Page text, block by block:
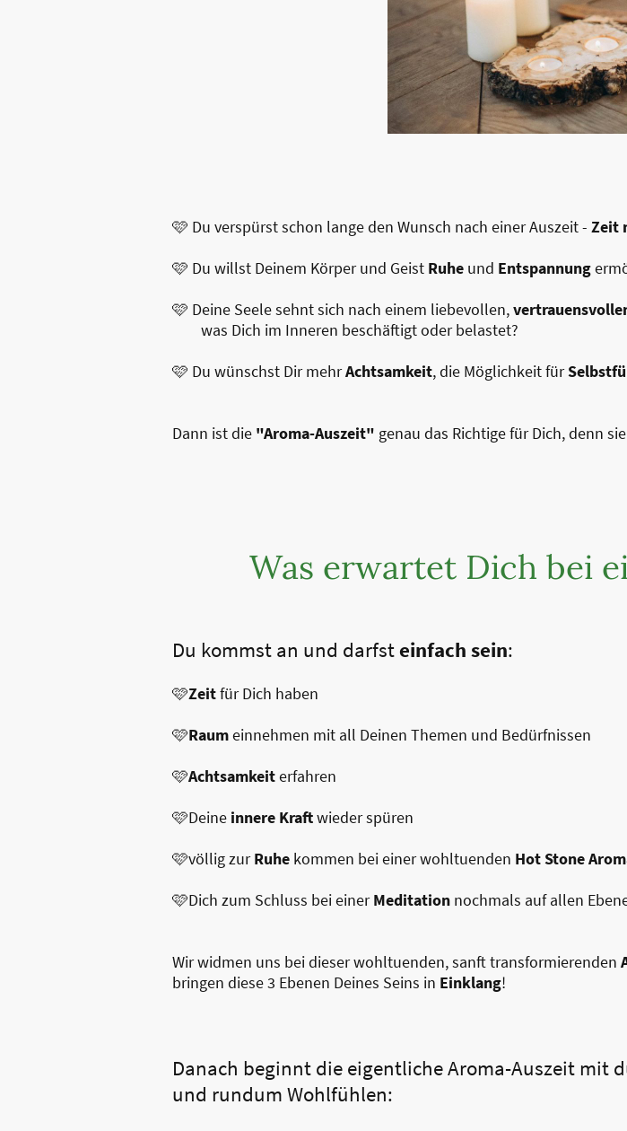
🩷 Du verspürst schon lange den Wunsch nach einer Auszeit - Zeit
🩷 Du willst Deinem Körper und Geist Ruhe und Entspannung
🩷 Deine Seele sehnt sich nach einem liebevollen,
was Dich im Inneren beschäftigt oder belastet?
🩷 Du wünschst Dir mehrAchtsamkeit, die Möglichkeit für
Dann ist die "Aroma-Auszeit" genau das Richtige für Dich, denn
Was erwartet Dich bei
Du kommst an und darfsteinfach sein:
🩷Zeitfür Dich haben
🩷Raumeinnehmen mit all Deinen Themen und Bedürfnissen
🩷Achtsamkeiterfahren
🩷Deine innere Kraftwieder spüren
🩷völlig zurRuhe kommen bei einer wohltuenden Hot Stone
🩷Dich zum Schluss bei einerMeditation nochmals auf allen
Wir widmen uns bei dieser wohltuenden, sanft transformierenden
bringen diese 3 Ebenen Deines Seins in Einklang!
Danach beginnt die eigentliche Aroma-Auszeit mit
und rundum Wohlfühlen: